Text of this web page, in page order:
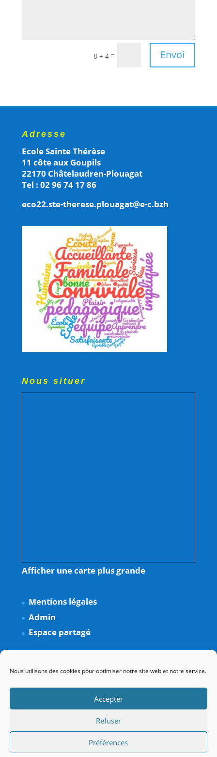
Nous utilisons des cookies pour optimiser notre site web et notre service.
Accepter
Refuser
Préférences
8 + 4 = Envoi
Adresse
Ecole Sainte Thérèse
11 côte aux Goupils
22170 Châtelaudren-Plouagat
Tel : 02 96 74 17 86
eco22.ste-therese.plouagat@e-c.bzh
Nous situer
Afficher une carte plus grande
Mentions légales
Admin
Espace partagé